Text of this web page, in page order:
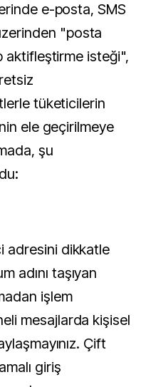
e-posta, SMS
"posta
aktifleştirme isteği",
tüketicilerin
ele geçirilmeye
şu
adresini dikkatle
adını taşıyan
işlem
mesajlarda kişisel
⁠Çift
giriş